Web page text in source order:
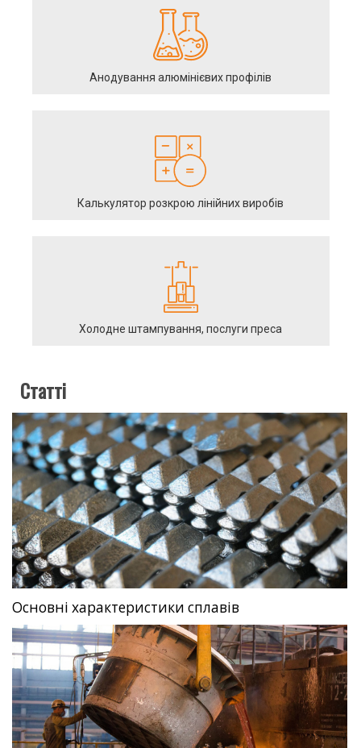
Анодування алюмінієвих профілів
Калькулятор розкрою лінійних виробів
Холодне штампування, послуги преса
Статті
Основні характеристики сплавів